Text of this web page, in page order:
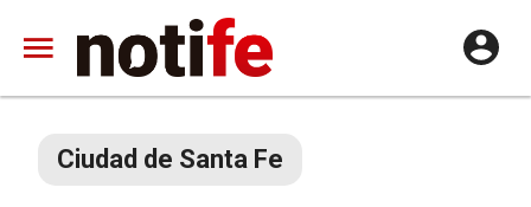
Ciudad de Santa Fe